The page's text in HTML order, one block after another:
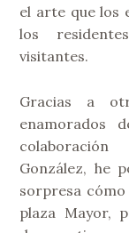
el arte que los
los
visitantes.
Gracias a
enamorados
González, he
sorpresa
plaza Mayor,